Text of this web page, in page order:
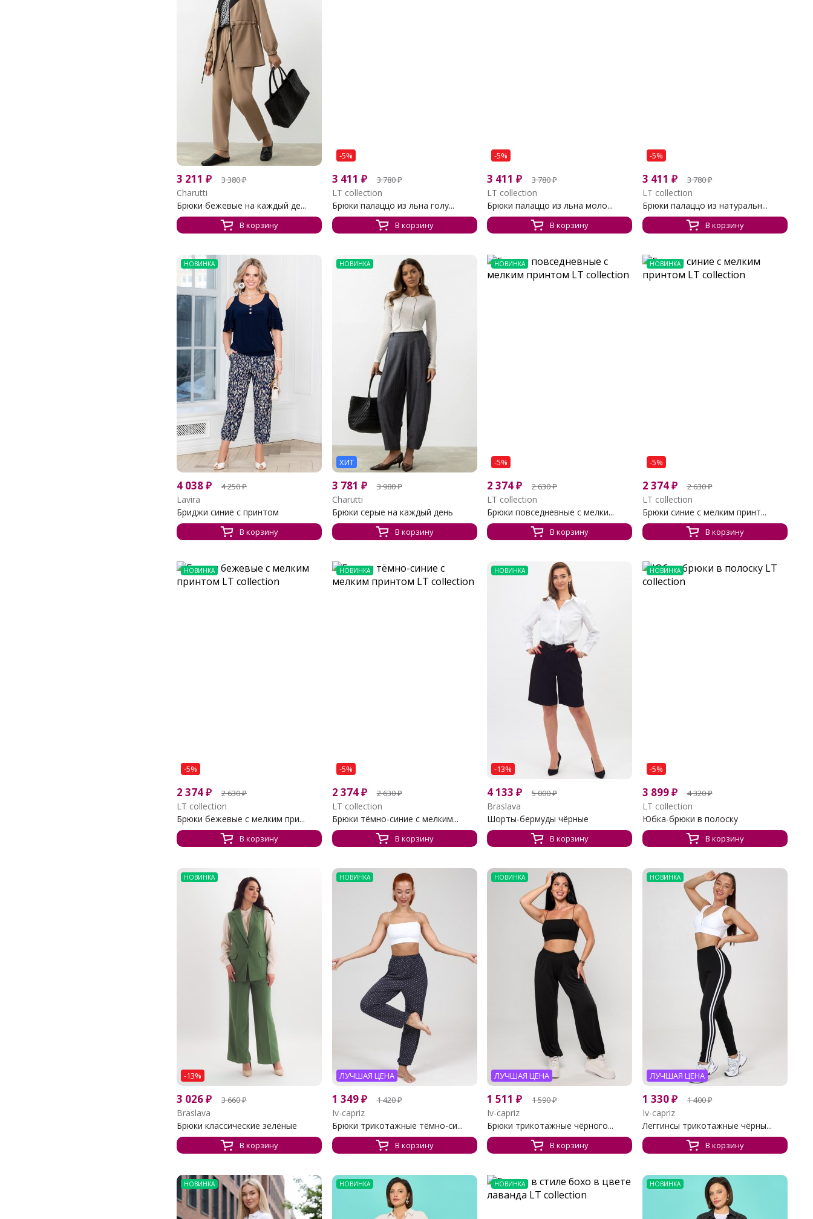
3 211 ₽ 3 380₽
Charutti
Брюки бежевые на каждый де...
В корзину
-5%
3 411 ₽ 3 780₽
LT collection
Брюки палаццо из льна голу...
В корзину
-5%
3 411 ₽ 3 780₽
LT collection
Брюки палаццо из льна моло...
В корзину
-5%
3 411 ₽ 3 780₽
LT collection
Брюки палаццо из натуральн...
В корзину
НОВИНКА
4 038₽ 4 250₽
Lavira
Бриджи синие с принтом
В корзину
НОВИНКА
ХИТ
3 781 ₽ 3 980₽
Charutti
Брюки серые на каждый день
В корзину
НОВИНКА
-5%
2 374₽ 2 630₽
LT collection
Брюки повседневные с мелки...
В корзину
НОВИНКА
-5%
2 374₽ 2 630₽
LT collection
Брюки синие с мелким принт...
В корзину
НОВИНКА
-5%
2 374₽ 2 630₽
LT collection
Брюки бежевые с мелким при...
В корзину
НОВИНКА
-5%
2 374₽ 2 630₽
LT collection
Брюки тёмно-синие с мелким...
В корзину
НОВИНКА
-13%
4 133 ₽ 5 000₽
Braslava
Шорты-бермуды чёрные
В корзину
НОВИНКА
-5%
3 899₽ 4 320₽
LT collection
Юбка-брюки в полоску
В корзину
НОВИНКА
-13%
3 026₽ 3 660₽
Braslava
Брюки классические зелёные
В корзину
НОВИНКА
ЛУЧШАЯ ЦЕНА
1 349₽ 1 420₽
Iv-capriz
Брюки трикотажные тёмно-си...
В корзину
НОВИНКА
ЛУЧШАЯ ЦЕНА
1 511 ₽ 1 590₽
Iv-capriz
Брюки трикотажные чёрного...
В корзину
НОВИНКА
ЛУЧШАЯ ЦЕНА
1 330₽ 1 400₽
Iv-capriz
Леггинсы трикотажные чёрны...
В корзину
НОВИНКА НОВИНКА НОВИНКА НОВИНКА